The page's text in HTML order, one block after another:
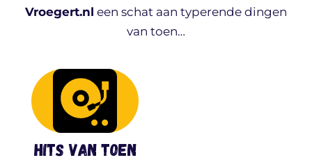
Vroegert.nl een schat aan typerende dingen
van toen…
Hits van toen